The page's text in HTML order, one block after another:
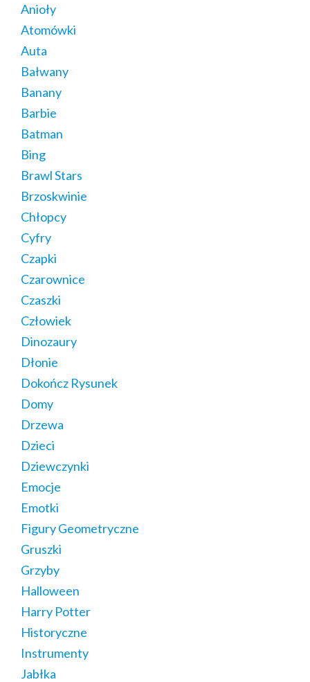
Anioły
Atomówki
Auta
Bałwany
Banany
Barbie
Batman
Bing
Brawl Stars
Brzoskwinie
Chłopcy
Cyfry
Czapki
Czarownice
Czaszki
Człowiek
Dinozaury
Dłonie
Dokończ Rysunek
Domy
Drzewa
Dzieci
Dziewczynki
Emocje
Emotki
Figury Geometryczne
Gruszki
Grzyby
Halloween
Harry Potter
Historyczne
Instrumenty
Jabłka